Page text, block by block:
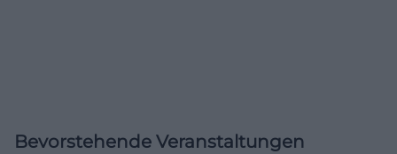
Bevorstehende Veranstaltungen